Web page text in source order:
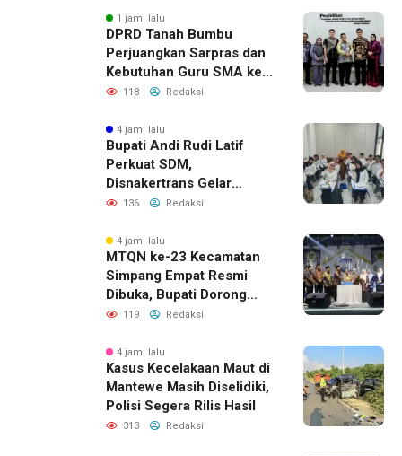
1 jam lalu
DPRD Tanah Bumbu
Perjuangkan Sarpras dan
Kebutuhan Guru SMA ke
Pemprov Kalsel
118 Redaksi
4 jam lalu
Bupati Andi Rudi Latif
Perkuat SDM,
Disnakertrans Gelar
Pelatihan Desain Grafis
136 Redaksi
4 jam lalu
MTQN ke-23 Kecamatan
Simpang Empat Resmi
Dibuka, Bupati Dorong
Lahirnya Generasi Qur’ani
119 Redaksi
4 jam lalu
Kasus Kecelakaan Maut di
Mantewe Masih Diselidiki,
Polisi Segera Rilis Hasil
313 Redaksi